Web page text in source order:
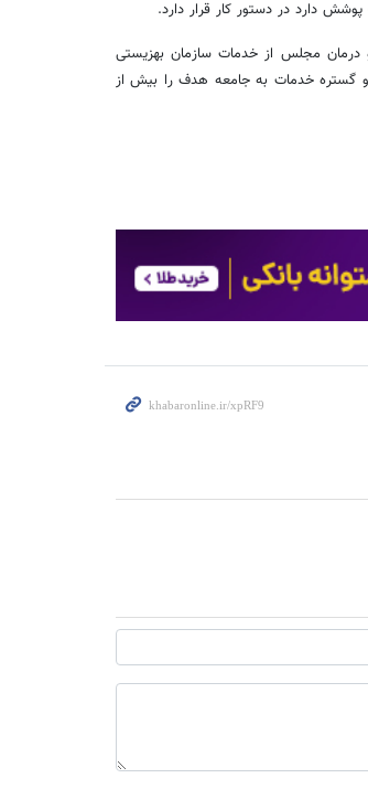
مجلس از خدمات سازمان بهزیستی
و گستره خدمات به جامعه هدف را بیش از